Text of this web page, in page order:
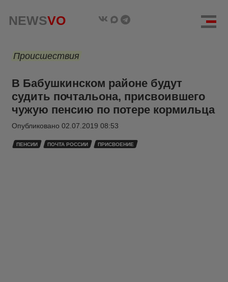
NEWSVO
Происшествия
В Бабушкинском районе будут
судить почтальона, присвоившего
чужую пенсию по потере кормильца
Опубликовано 02.07.2019 08:53
ПЕНСИИ ПОЧТА РОССИИ ПРИСВОЕНИЕ